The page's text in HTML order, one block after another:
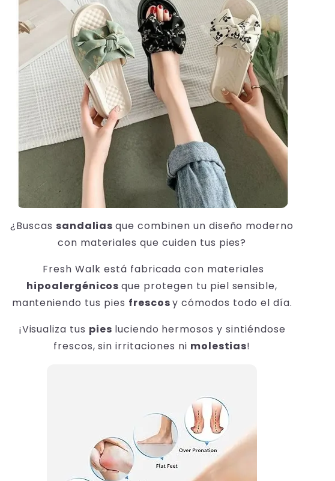
¿Buscas sandaliasque combinen un diseño moderno
con materiales que cuiden tus pies?
Fresh Walk está fabricada con materiales
hipoalergénicosque protegen tu piel sensible,
manteniendo tus pies frescosy cómodos todo el día.
¡Visualiza tus pies luciendo hermosos y sintiéndose
frescos, sin irritaciones ni molestias!